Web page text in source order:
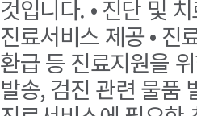
것입니다. • 진단 및
진료서비스 제공 • 진
환급 등 진료지원을
발송, 검진 관련 물품